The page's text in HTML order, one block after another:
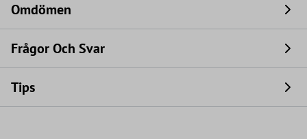
Omdömen
Frågor Och Svar
Tips